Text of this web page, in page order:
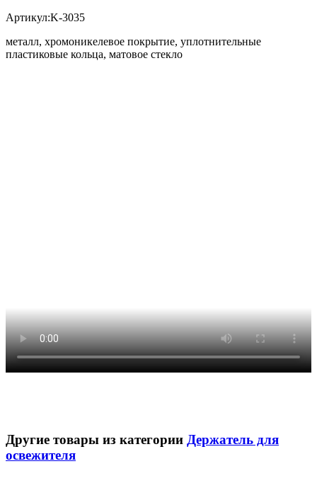
Артикул:K-3035
металл, хромоникелевое покрытие, уплотнительные
пластиковые кольца, матовое стекло
Другие товары из категории Держатель для
освежителя